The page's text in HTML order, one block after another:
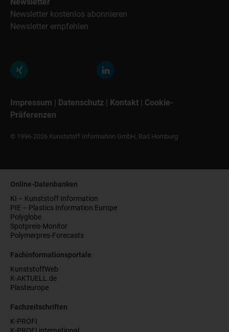
Newsletter kostenlos abonnieren
Newsletter empfehlen
Impressum | Datenschutz | Kontakt | Cookie-
Präferenzen
© 1996-2026 Kunststoff Information GmbH, Bad Homburg
Online-Datenbanken
KI – Kunststoff Information
PIE – Plastics Information Europe
Polyglobe
Spotpreis-Monitor
Polymerpres-Forecasts
Fachinformationsportale
KunststoffWeb
K-AKTUELL.de
Plasteurope
Fachzeitschriften
K-PROFI